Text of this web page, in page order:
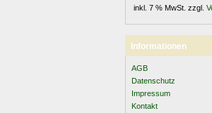
inkl. 7 % MwSt. zzgl.
Informationen
AGB
Datenschutz
Impressum
Kontakt